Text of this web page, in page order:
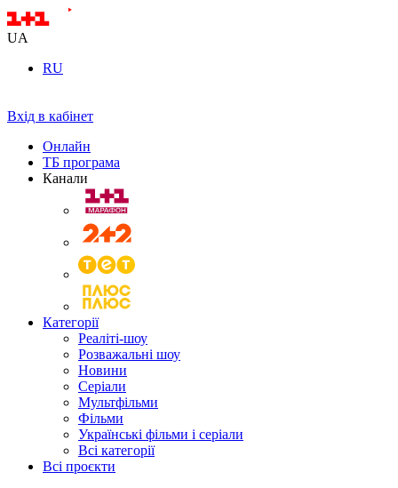
UA
RU
Вхід в кабінет
Онлайн
ТБ програма
Канали
Категорії
Реаліті-шоу
Розважальні шоу
Новини
Серіали
Мультфільми
Фільми
Українські фільми і серіали
Всі категорії
Всі проєкти